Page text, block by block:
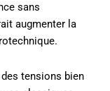
sans
augmenter la
tensions bien